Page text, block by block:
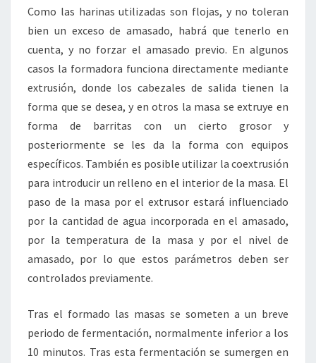
Como las harinas utilizadas son flojas, y no toleran
bien un exceso de amasado, habrá que tenerlo en
cuenta, y no forzar el amasado previo. En algunos
casos la formadora funciona directamente mediante
extrusión, donde los cabezales de salida tienen la
forma que se desea, y en otros la masa se extruye en
forma de barritas con un cierto grosor y
posteriormente se les da la forma con equipos
específicos. También es posible utilizar la coextrusión
para introducir un relleno en el interior de la masa. El
paso de la masa por el extrusor estará influenciado
por la cantidad de agua incorporada en el amasado,
por la temperatura de la masa y por el nivel de
amasado, por lo que estos parámetros deben ser
controlados previamente.
Tras el formado las masas se someten a un breve
periodo de fermentación, normalmente inferior a los
10 minutos. Tras esta fermentación se sumergen en